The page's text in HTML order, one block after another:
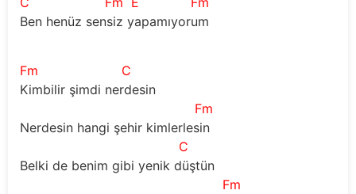
Ben henüz sensiz yapamıyorum
Fm
C
Kimbilir şimdi nerdesin
Fm
Nerdesin hangi şehir kimlerlesin
C
Belki de benim gibi yenik düştün
Fm